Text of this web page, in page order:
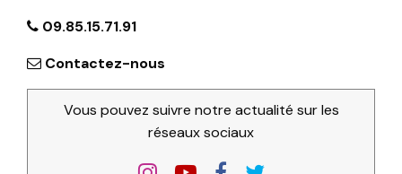
09.85.15.71.91
Contactez-nous
Vous pouvez suivre notre actualité sur les
réseaux sociaux